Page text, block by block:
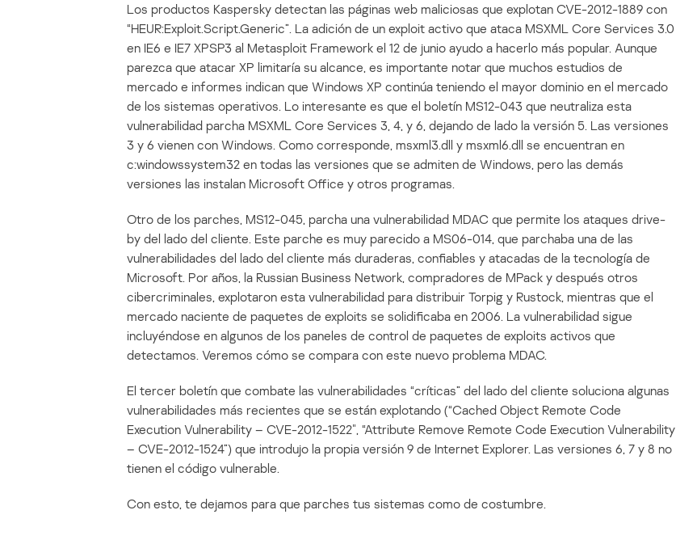
Los productos Kaspersky detectan las páginas web maliciosas que explotan CVE-2012-1889 con
“HEUR:Exploit.Script.Generic”. La adición de un exploit activo que ataca MSXML Core Services 3.0
en IE6 e IE7 XPSP3 al Metasploit Framework el 12 de junio ayudo a hacerlo más popular. Aunque
parezca que atacar XP limitaría su alcance, es importante notar que muchos estudios de
mercado e informes indican que Windows XP continúa teniendo el mayor dominio en el mercado
de los sistemas operativos. Lo interesante es que el boletín MS12-043 que neutraliza esta
vulnerabilidad parcha MSXML Core Services 3, 4, y 6, dejando de lado la versión 5. Las versiones
3 y 6 vienen con Windows. Como corresponde, msxml3.dll y msxml6.dll se encuentran en
c:windowssystem32 en todas las versiones que se admiten de Windows, pero las demás
versiones las instalan Microsoft Office y otros programas.
Otro de los parches, MS12-045, parcha una vulnerabilidad MDAC que permite los ataques drive-
by del lado del cliente. Este parche es muy parecido a MS06-014, que parchaba una de las
vulnerabilidades del lado del cliente más duraderas, confiables y atacadas de la tecnología de
Microsoft. Por años, la Russian Business Network, compradores de MPack y después otros
cibercriminales, explotaron esta vulnerabilidad para distribuir Torpig y Rustock, mientras que el
mercado naciente de paquetes de exploits se solidificaba en 2006. La vulnerabilidad sigue
incluyéndose en algunos de los paneles de control de paquetes de exploits activos que
detectamos. Veremos cómo se compara con este nuevo problema MDAC.
El tercer boletín que combate las vulnerabilidades “críticas” del lado del cliente soluciona algunas
vulnerabilidades más recientes que se están explotando (“Cached Object Remote Code
Execution Vulnerability – CVE-2012-1522″, “Attribute Remove Remote Code Execution Vulnerability
– CVE-2012-1524”) que introdujo la propia versión 9 de Internet Explorer. Las versiones 6, 7 y 8 no
tienen el código vulnerable.
Con esto, te dejamos para que parches tus sistemas como de costumbre.